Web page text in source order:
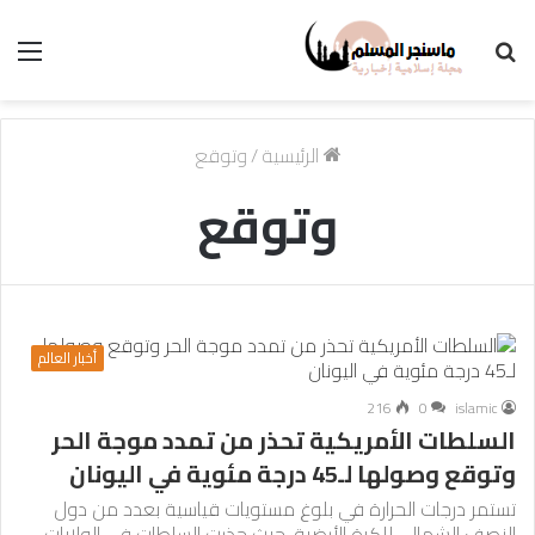
الرئيسية/وتوقع
وتوقع
أخبار العالم
islamic
0
216
السلطات الأمريكية تحذر من تمدد موجة الحر
وتوقع وصولها لـ45 درجة مئوية في اليونان
تستمر درجات الحرارة في بلوغ مستويات قياسية بعدد من دول